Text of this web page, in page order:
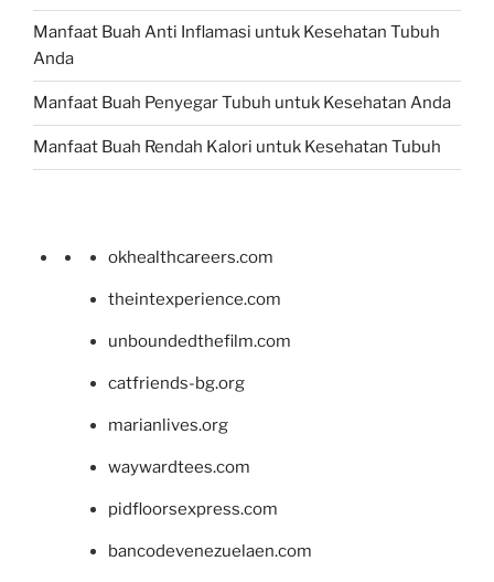
Manfaat Buah Anti Inflamasi untuk Kesehatan Tubuh
Anda
Manfaat Buah Penyegar Tubuh untuk Kesehatan Anda
Manfaat Buah Rendah Kalori untuk Kesehatan Tubuh
okhealthcareers.com
theintexperience.com
unboundedthefilm.com
catfriends-bg.org
marianlives.org
waywardtees.com
pidfloorsexpress.com
bancodevenezuelaen.com